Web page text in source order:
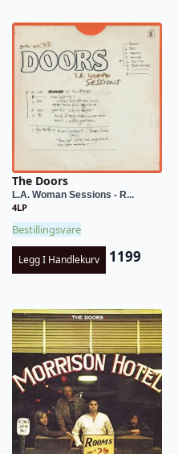
The Doors
L.A. Woman Sessions - R...
4LP
Bestillingsvare
Legg I Handlekurv 1199